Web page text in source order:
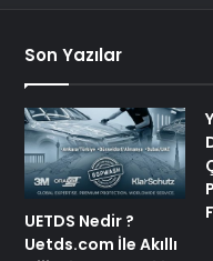
Son Yazılar
UETDS Nedir ?
Uetds.com İle Akıllı